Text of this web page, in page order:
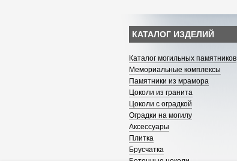
КАТАЛОГ ИЗДЕЛИЙ
Каталог могильных памятников
Мемориальные комплексы
Памятники из мрамора
Цоколи из гранита
Цоколи с оградкой
Оградки на могилу
Аксессуары
Плитка
Брусчатка